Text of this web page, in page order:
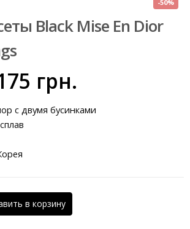
-50%
Black Mise En Dior
грн.
с двумя бусинками
в корзину